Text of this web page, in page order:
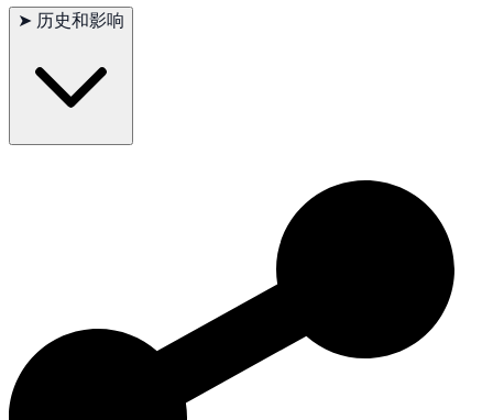
次要问题：如果过度喂食可能会肥胖
建议的检查：定期兽医检查
寿命：15-20年
➤ 历史和影响
其独特的短尾和友好的性格而受到赞誉。它作为一个多才多艺和
深情的伴侣的遗产，继续使其深受全球猫爱好者的喜爱。